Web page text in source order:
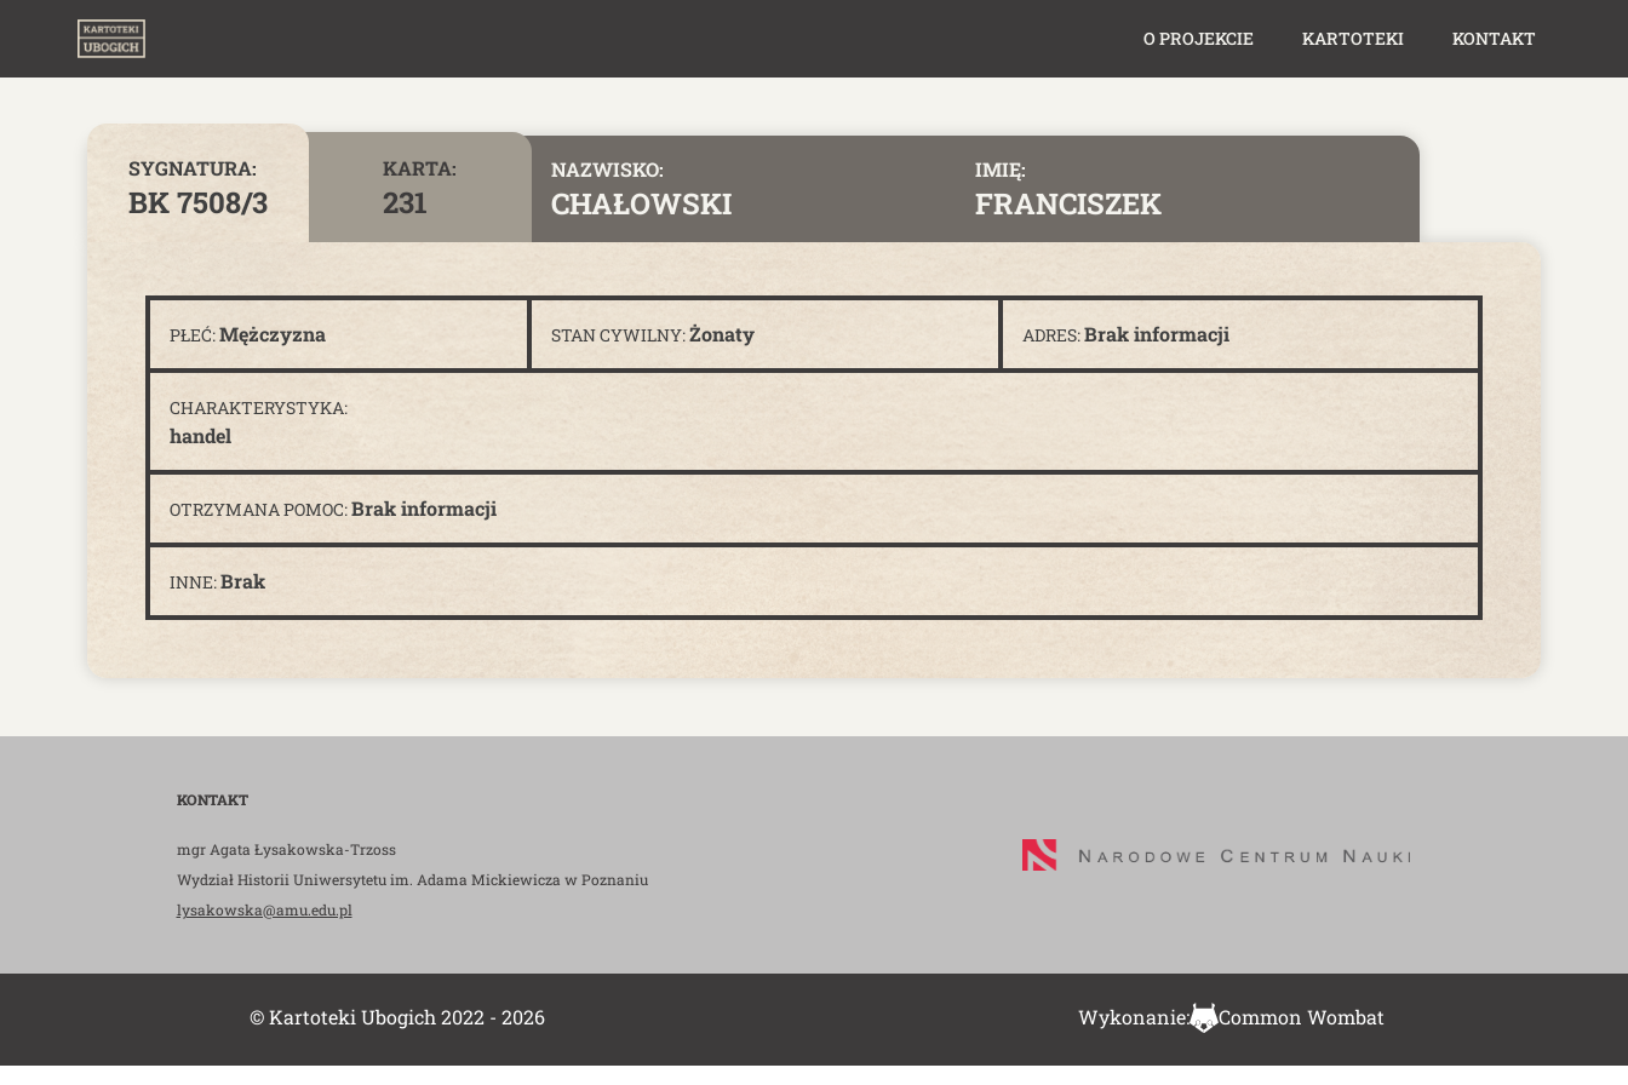
O PROJEKCIE KARTOTEKI KONTAKT
SYGNATURA:
BK 7508/3
KARTA:
231
NAZWISKO:
CHAŁOWSKI
IMIĘ:
FRANCISZEK
PŁEĆ:Mężczyzna STAN CYWILNY:Żonaty ADRES:Brak informacji
CHARAKTERYSTYKA:
handel
OTRZYMANA POMOC:Brak informacji
INNE:Brak
KONTAKT
mgr Agata Łysakowska-Trzoss
Wydział Historii Uniwersytetu im. Adama Mickiewicza w Poznaniu
lysakowska@amu.edu.pl
© Kartoteki Ubogich 2022 - 2026 Wykonanie: Common Wombat